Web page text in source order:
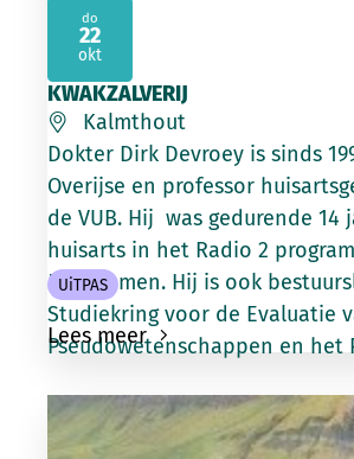
KWAKZALVERIJ
Kalmthout
Dokter Dirk Devroey is sinds
Overijse en professor
de VUB. Hij was gedurende 14
huisarts in het Radio 2
Madammen. Hij is ook
Studiekring voor de Evaluatie
Pseudowetenschappen en het
UiTPAS
Lees meer
do
22
okt
2026